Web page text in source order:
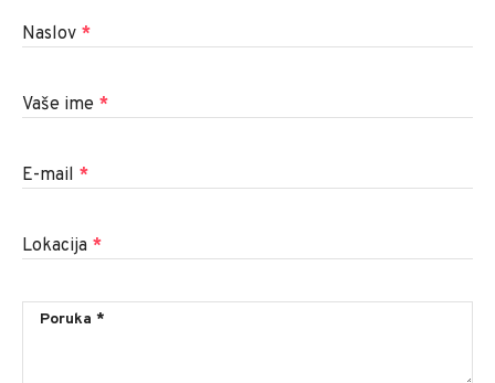
Naslov *
Vaše ime *
E-mail *
Lokacija *